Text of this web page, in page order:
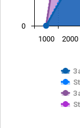
1000 2000
0